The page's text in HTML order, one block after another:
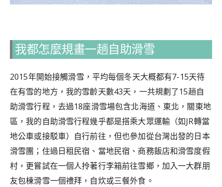
我都怎麼規畫一趟自助滑雪
2015年開始接觸滑雪，平均每個冬天大概都有7-15天待
在有雪的地方，我的雪齡天數43天，一共規劃了15趟自
助滑雪行程，去過18座滑雪場包含北海道、東北，關東地
區，我的自助滑雪行程幾乎都是搭乘大眾運輸（如JR轉當
地公車或接駁車）自行前往，但也參加從台灣出發的日本
滑雪團；住過日租民宿、當地民宿、商務飯店和滑雪度假
村，更嘗試在一個人拎著行李箱前往雪鄉，加入一大群朋
友包棟滑雪一個禮拜，自炊或三餐外食。